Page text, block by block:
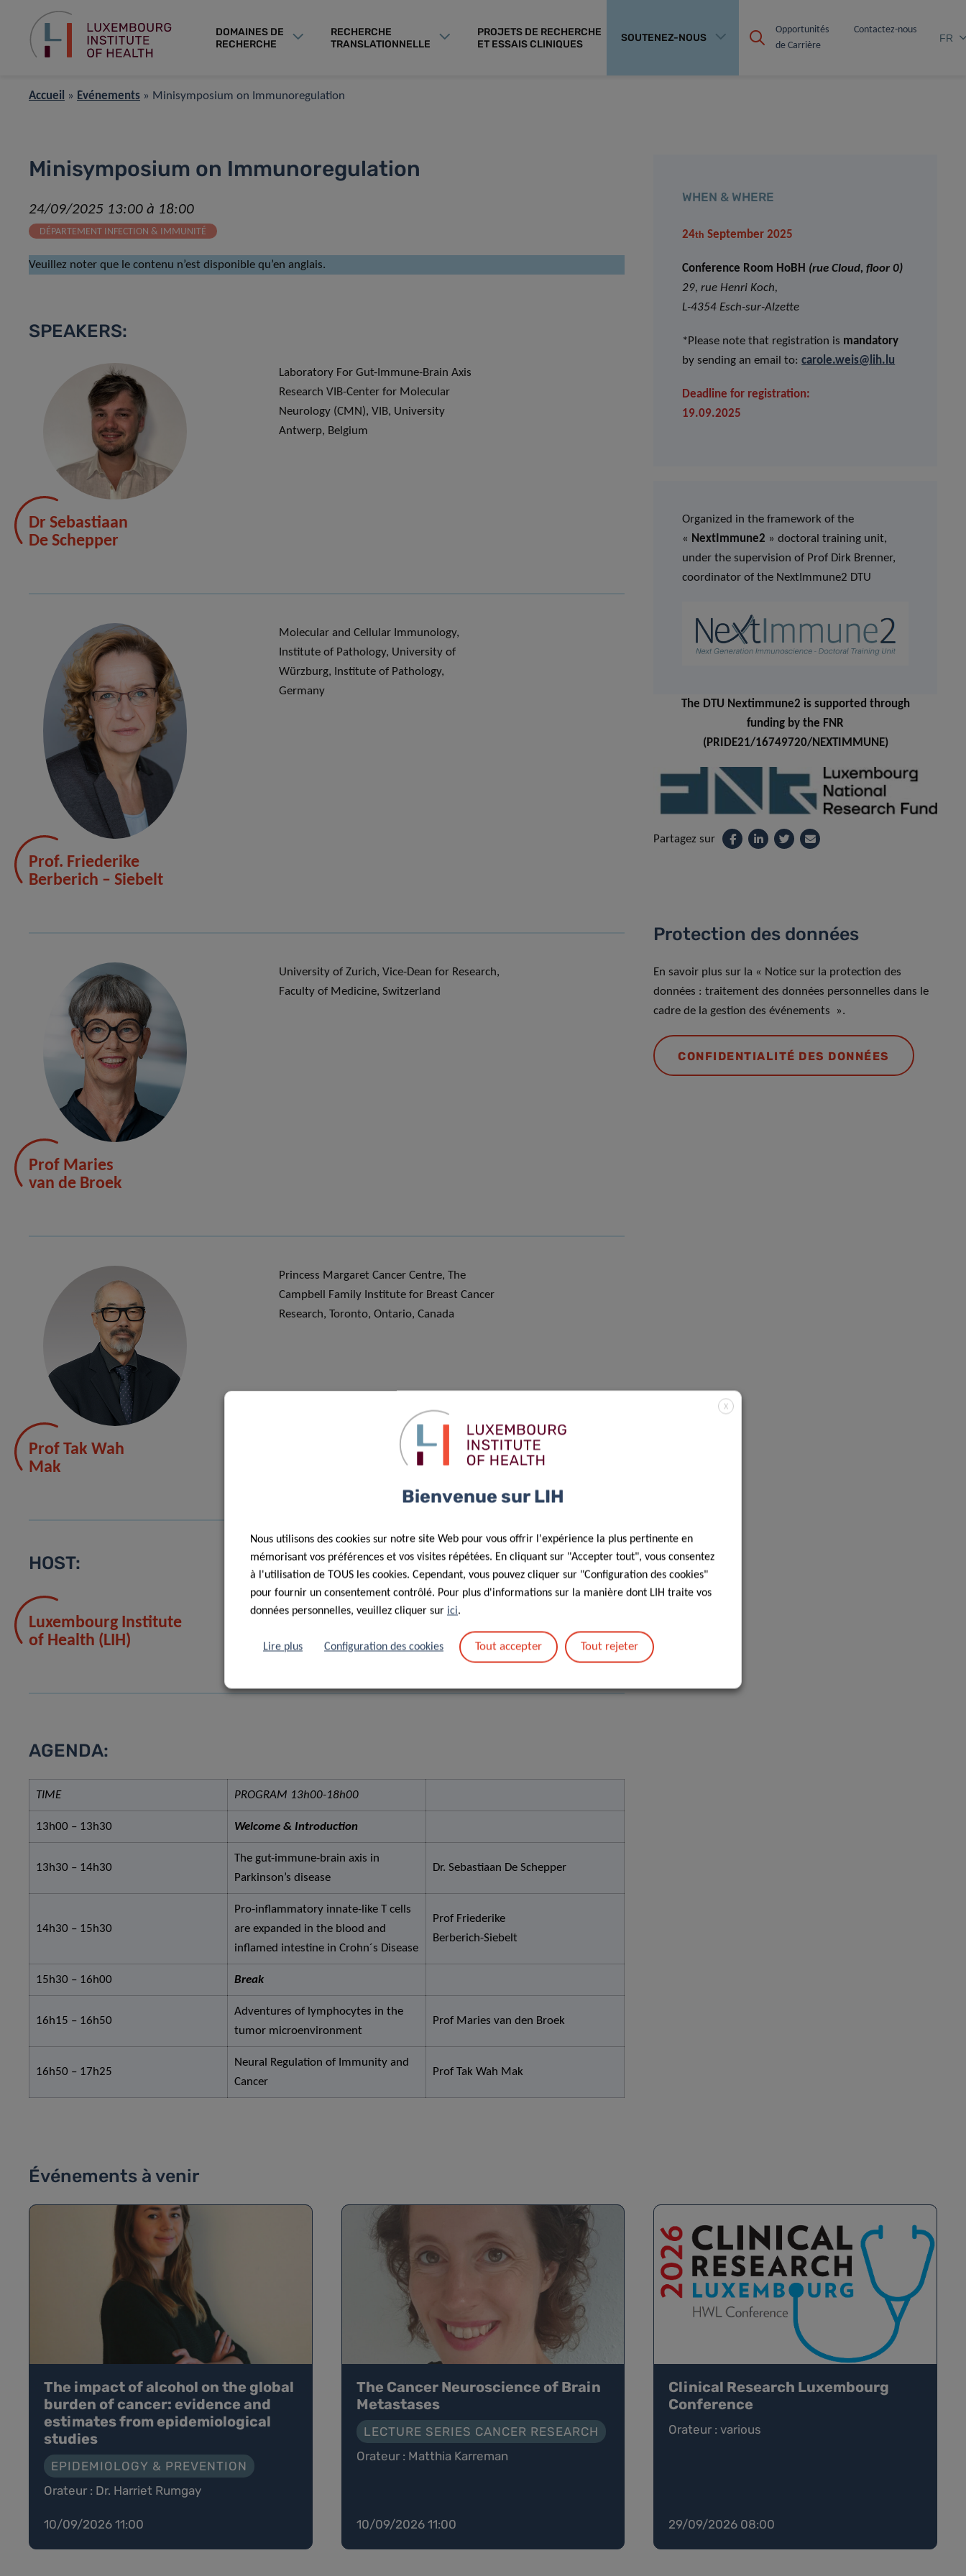
DOMAINES DE
RECHERCHE
RECHERCHE
TRANSLATIONNELLE
PROJETS DE RECHERCHE
ET ESSAIS CLINIQUES
SOUTENEZ-NOUS
Opportunités
de Carrière
Contactez-nous
FR
Accueil » Événements » Minisymposium on Immunoregulation
Minisymposium on Immunoregulation
24/09/2025 13:00 à 18:00
DÉPARTEMENT INFECTION & IMMUNITÉ
Veuillez noter que le contenu n’est disponible qu’en anglais.
SPEAKERS:
Dr Sebastiaan
De Schepper
Laboratory For Gut-Immune-Brain Axis
Research VIB-Center for Molecular
Neurology (CMN), VIB, University
Antwerp, Belgium
Prof. Friederike
Berberich – Siebelt
Molecular and Cellular Immunology,
Institute of Pathology, University of
Würzburg, Institute of Pathology,
Germany
Prof Maries
van de Broek
University of Zurich, Vice-Dean for Research,
Faculty of Medicine, Switzerland
Prof Tak Wah
Mak
Princess Margaret Cancer Centre, The
Campbell Family Institute for Breast Cancer
Research, Toronto, Ontario, Canada
HOST:
Luxembourg Institute
of Health (LIH)
AGENDA:
TIME PROGRAM 13h00-18h00
13h00 – 13h30 Welcome & Introduction
13h30 – 14h30
The gut-immune-brain axis in
Parkinson’s disease
Dr. Sebastiaan De Schepper
14h30 – 15h30
Pro-inflammatory innate-like T cells
are expanded in the blood and
inflamed intestine in Crohn´s Disease
Prof Friederike
Berberich-Siebelt
15h30 – 16h00 Break
16h15 – 16h50
Adventures of lymphocytes in the
tumor microenvironment
Prof Maries van den Broek
16h50 – 17h25
Neural Regulation of Immunity and
Cancer
Prof Tak Wah Mak
WHEN & WHERE
24th September 2025
Conference Room HoBH (rue Cloud, floor 0)
29, rue Henri Koch,
L-4354 Esch-sur-Alzette
*Please note that registration is mandatory
by sending an email to:carole.weis@lih.lu
Deadline for registration:
19.09.2025
Organized in the framework of the
« NextImmune2 » doctoral training unit,
under the supervision of Prof Dirk Brenner,
coordinator of the NextImmune2 DTU
The DTU Nextimmune2 is supported through
funding by the FNR
(PRIDE21/16749720/NEXTIMMUNE)
Partagez sur
Protection des données
En savoir plus sur la « Notice sur la protection des
données : traitement des données personnelles dans le
cadre de la gestion des événements ».
CONFIDENTIALITÉ DES DONNÉES
Événements à venir
The impact of alcohol on the global
burden of cancer: evidence and
estimates from epidemiological
studies
EPIDEMIOLOGY & PREVENTION
Orateur : Dr. Harriet Rumgay
10/09/2026 11:00
The Cancer Neuroscience of Brain
Metastases
LECTURE SERIES CANCER RESEARCH
Orateur : Matthia Karreman
10/09/2026 11:00
Clinical Research Luxembourg
Conference
Orateur : various
29/09/2026 08:00
X
Bienvenue sur LIH
Nous utilisons des cookies sur notre site Web pour vous offrir l'expérience la plus pertinente en
mémorisant vos préférences et vos visites répétées. En cliquant sur "Accepter tout", vous consentez
à l'utilisation de TOUS les cookies. Cependant, vous pouvez cliquer sur "Configuration des cookies"
pour fournir un consentement contrôlé. Pour plus d'informations sur la manière dont LIH traite vos
données personnelles, veuillez cliquer sur ici.
Lire plus Configuration des cookies Tout accepter Tout rejeter